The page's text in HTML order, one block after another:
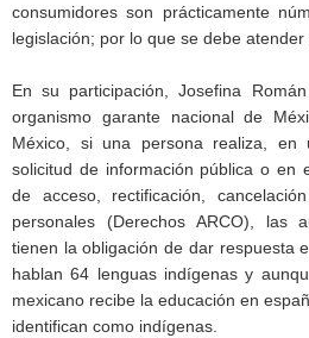
consumidores son prácticamente
legislación; por lo que se debe atender
En su participación, Josefina
organismo garante nacional de
México, si una persona realiza, en
solicitud de información pública o en
de acceso, rectificación,
personales (Derechos ARCO), las
tienen la obligación de dar respuesta
hablan 64 lenguas indígenas y
mexicano recibe la educación en
identifican como indígenas.